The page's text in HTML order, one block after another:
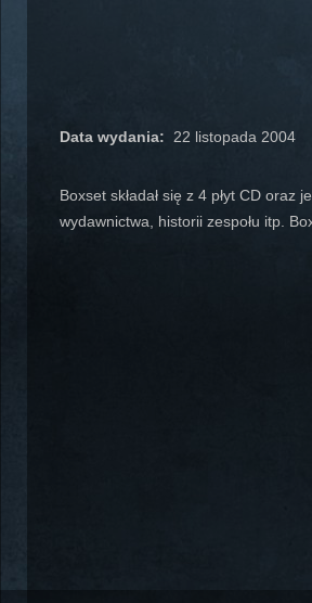
Data wydania: 22 listopada 2004
Boxset składał się z 4 płyt CD
wydawnictwa, historii zespołu itp.